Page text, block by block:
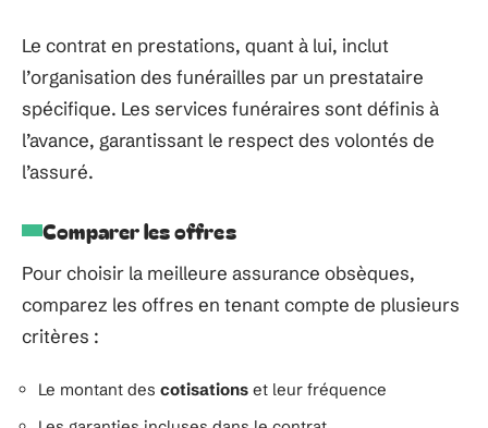
Le contrat en prestations, quant à lui, inclut
l’organisation des funérailles par un prestataire
spécifique. Les services funéraires sont définis à
l’avance, garantissant le respect des volontés de
l’assuré.
Comparer les offres
Pour choisir la meilleure assurance obsèques,
comparez les offres en tenant compte de plusieurs
critères :
Le montant des cotisations et leur fréquence